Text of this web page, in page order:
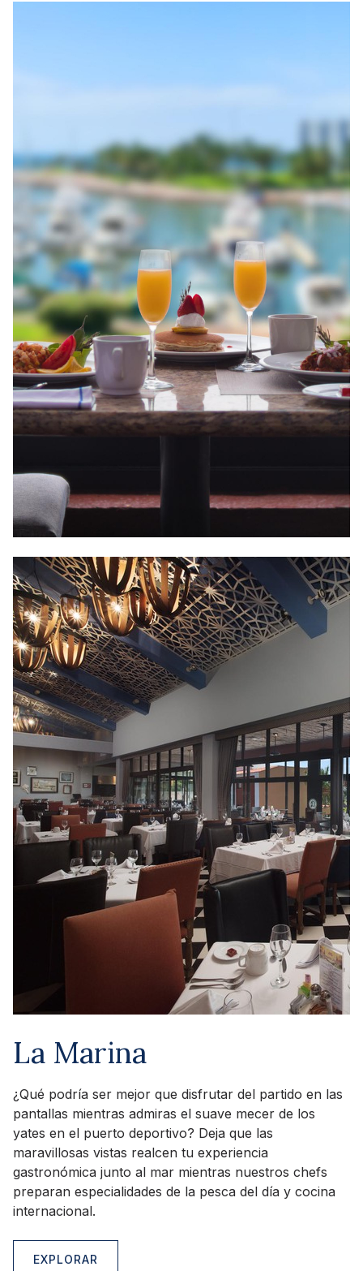
La Marina
¿Qué podría ser mejor que disfrutar del partido en las
pantallas mientras admiras el suave mecer de los
yates en el puerto deportivo? Deja que las
maravillosas vistas realcen tu experiencia
gastronómica junto al mar mientras nuestros chefs
preparan especialidades de la pesca del día y cocina
internacional.
EXPLORAR